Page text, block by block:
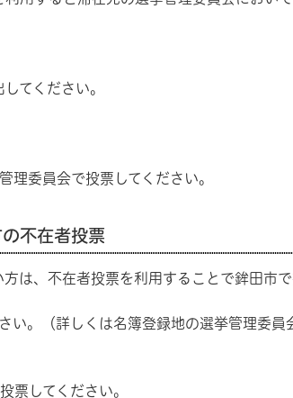
てください。
委員会で投票してください。
不在者投票
、不在者投票を利用することで鉾田市で
。（詳しくは名簿登録地の選挙管理委員
票してください。